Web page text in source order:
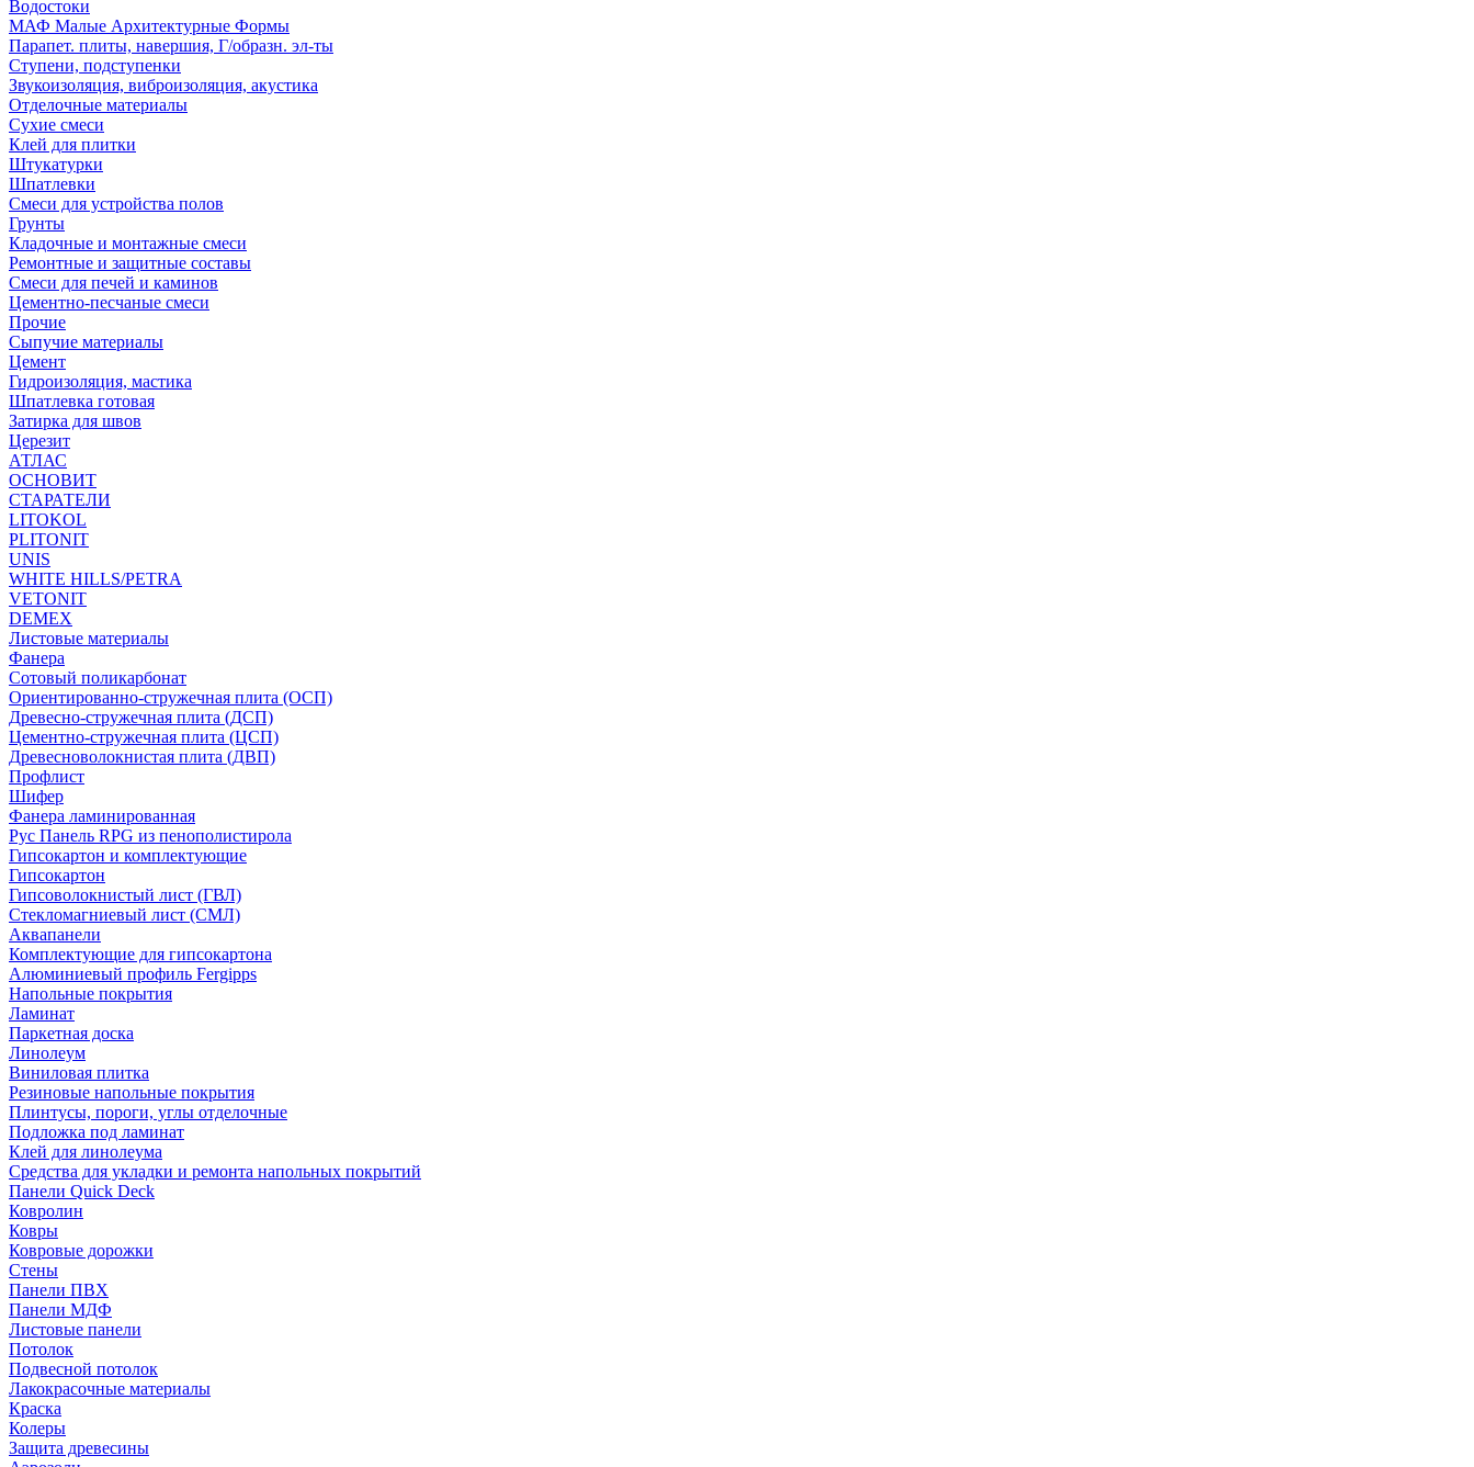
Водостоки
МАФ Малые Архитектурные Формы
Парапет. плиты, навершия, Г/образн. эл-ты
Ступени, подступенки
Звукоизоляция, виброизоляция, акустика
Отделочные материалы
Сухие смеси
Клей для плитки
Штукатурки
Шпатлевки
Смеси для устройства полов
Грунты
Кладочные и монтажные смеси
Ремонтные и защитные составы
Смеси для печей и каминов
Цементно-песчаные смеси
Прочие
Сыпучие материалы
Цемент
Гидроизоляция, мастика
Шпатлевка готовая
Затирка для швов
Церезит
АТЛАС
ОСНОВИТ
СТАРАТЕЛИ
LITOKOL
PLITONIT
UNIS
WHITE HILLS/PETRA
VETONIT
DEMEX
Листовые материалы
Фанера
Сотовый поликарбонат
Ориентированно-стружечная плита (ОСП)
Древесно-стружечная плита (ДСП)
Цементно-стружечная плита (ЦСП)
Древесноволокнистая плита (ДВП)
Профлист
Шифер
Фанера ламинированная
Рус Панель RPG из пенополистирола
Гипсокартон и комплектующие
Гипсокартон
Гипсоволокнистый лист (ГВЛ)
Стекломагниевый лист (СМЛ)
Аквапанели
Комплектующие для гипсокартона
Алюминиевый профиль Fergipps
Напольные покрытия
Ламинат
Паркетная доска
Линолеум
Виниловая плитка
Резиновые напольные покрытия
Плинтусы, пороги, углы отделочные
Подложка под ламинат
Клей для линолеума
Средства для укладки и ремонта напольных покрытий
Панели Quick Deck
Ковролин
Ковры
Ковровые дорожки
Стены
Панели ПВХ
Панели МДФ
Листовые панели
Потолок
Подвесной потолок
Лакокрасочные материалы
Краска
Колеры
Защита древесины